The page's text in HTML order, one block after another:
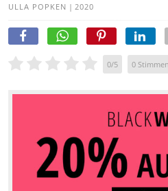
ULLA POPKEN | 2020
0/5 0 Stimmen